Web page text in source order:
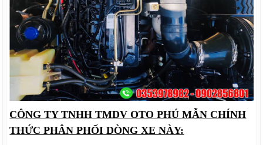
CÔNG TY TNHH TMDV OTO PHÚ MẪN CHÍNH
THỨC PHÂN PHỐI DÒNG XE NÀY: